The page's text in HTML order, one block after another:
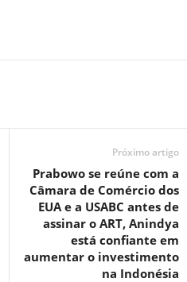
Próximo artigo
Prabowo se reúne com a
Câmara de Comércio dos
EUA e a USABC antes de
assinar o ART, Anindya
está confiante em
aumentar o investimento
na Indonésia